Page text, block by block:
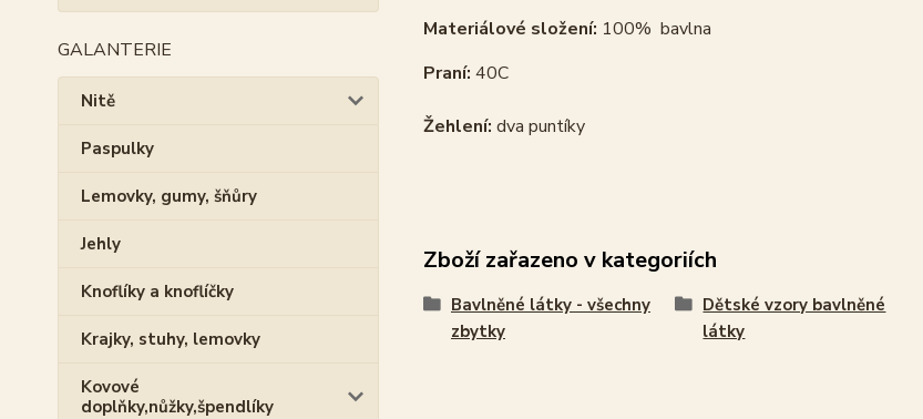
GALANTERIE
Nitě
Paspulky
Lemovky, gumy, šňůry
Jehly
Knoflíky a knoflíčky
Krajky, stuhy, lemovky
Kovové
doplňky,nůžky,špendlíky
Materiálové složení: 100% bavlna
Praní: 40C
Žehlení: dva puntíky
Zboží zařazeno v kategoriích
Bavlněné látky - všechny
zbytky
Dětské vzory bavlněné
látky